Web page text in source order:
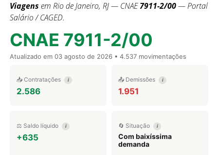
Viagens em Rio de Janeiro, RJ — CNAE7911-2/00— Portal
Salário / CAGED.
CNAE 7911-2/00
Atualizado em 03 agosto de 2026 • 4.537 movimentações
📥 Contratações i
2.586
📤 Demissões i
1.951
⚖️ Saldo líquido i
+635
🔄 Situação i
Com baixíssima
demanda